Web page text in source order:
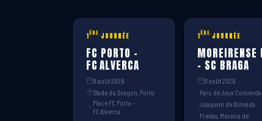
1ÈRE JOURNÉE
FC PORTO –
FC ALVERCA
9 août 2026
Stade du Dragon, Porto
Place FC Porto –
FC Alverca
1ÈRE JOURNÉE
MOREIRENSE
– SC BRAGA
9 août 2026
Parc de Jeux
Joaquim de Almeida
Freitas, Moreira de